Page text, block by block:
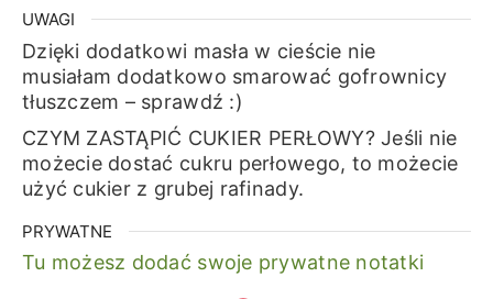
UWAGI
Dzięki dodatkowi masła w cieście nie
musiałam dodatkowo smarować gofrownicy
tłuszczem – sprawdź :)
CZYM ZASTĄPIĆ CUKIER PERŁOWY? Jeśli nie
możecie dostać cukru perłowego, to możecie
użyć cukier z grubej rafinady.
PRYWATNE
Tu możesz dodać swoje prywatne notatki